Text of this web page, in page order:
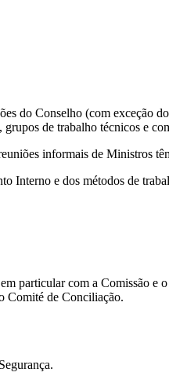
do Conselho (com exceção
de trabalho técnicos e
informais de Ministros
Interno e dos métodos de
particular com a Comissão
Comité de Conciliação.